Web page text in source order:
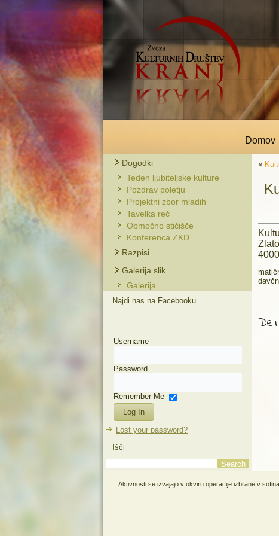
Domov
Dogodki
Teden ljubiteljske kulture
Pozdrav poletju
Projektni zbor mladih
Tavelka reč
Območno stičišče
Konferenca ZKD
Razpisi
Galerija slik
Galerija
Najdi nas na Facebooku
Username
Password
Remember Me
Lost your password?
Išči
«
Aktivnosti se izvajajo v okviru operacije izbrane v